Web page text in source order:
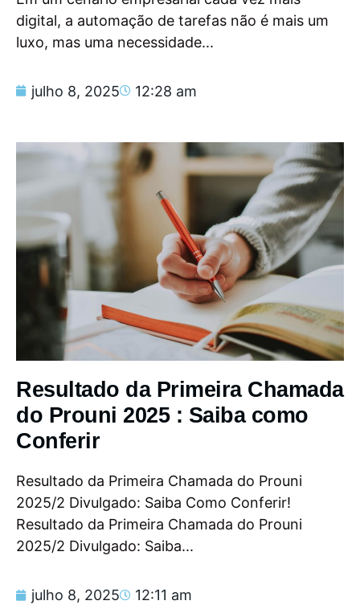
digital, a automação de tarefas não é mais um
luxo, mas uma necessidade...
julho 8, 2025 12:28 am
Resultado da Primeira Chamada
do Prouni 2025 : Saiba como
Conferir
Resultado da Primeira Chamada do Prouni
2025/2 Divulgado: Saiba Como Conferir!
Resultado da Primeira Chamada do Prouni
2025/2 Divulgado: Saiba...
julho 8, 2025 12:11 am